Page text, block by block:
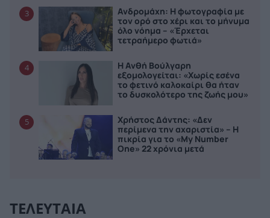
3
Ανδρομάχη: Η φωτογραφία με
τον ορό στο χέρι και το μήνυμα
όλο νόημα – «Έρχεται
τετραήμερο φωτιά»
4
Η Ανθή Βούλγαρη
εξομολογείται: «Χωρίς εσένα
το φετινό καλοκαίρι θα ήταν
το δυσκολότερο της ζωής μου»
5
Χρήστος Δάντης: «Δεν
περίμενα την αχαριστία» – Η
πικρία για το «My Number
One» 22 χρόνια μετά
ΤΕΛΕΥΤΑΙΑ